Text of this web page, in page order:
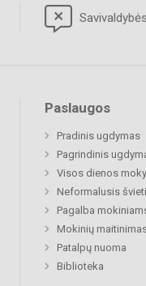
Paslaugos
Pradinis ugdymas
Pagrindinis
Visos dienos
Neformalusis
Pagalba
Mokinių
Patalpų nuoma
Biblioteka